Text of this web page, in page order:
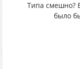
Типа смешно?
было